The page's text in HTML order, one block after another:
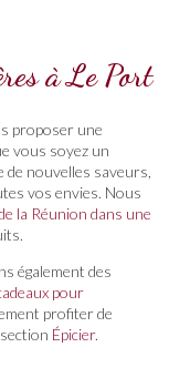
à Le Port
proposer une
vous soyez un
nouvelles saveurs,
vos envies. Nous
la Réunion dans une
également des
pour
profiter de
Épicier.